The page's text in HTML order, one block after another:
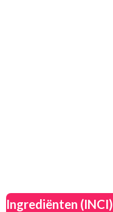
Ingrediënten (INCI)